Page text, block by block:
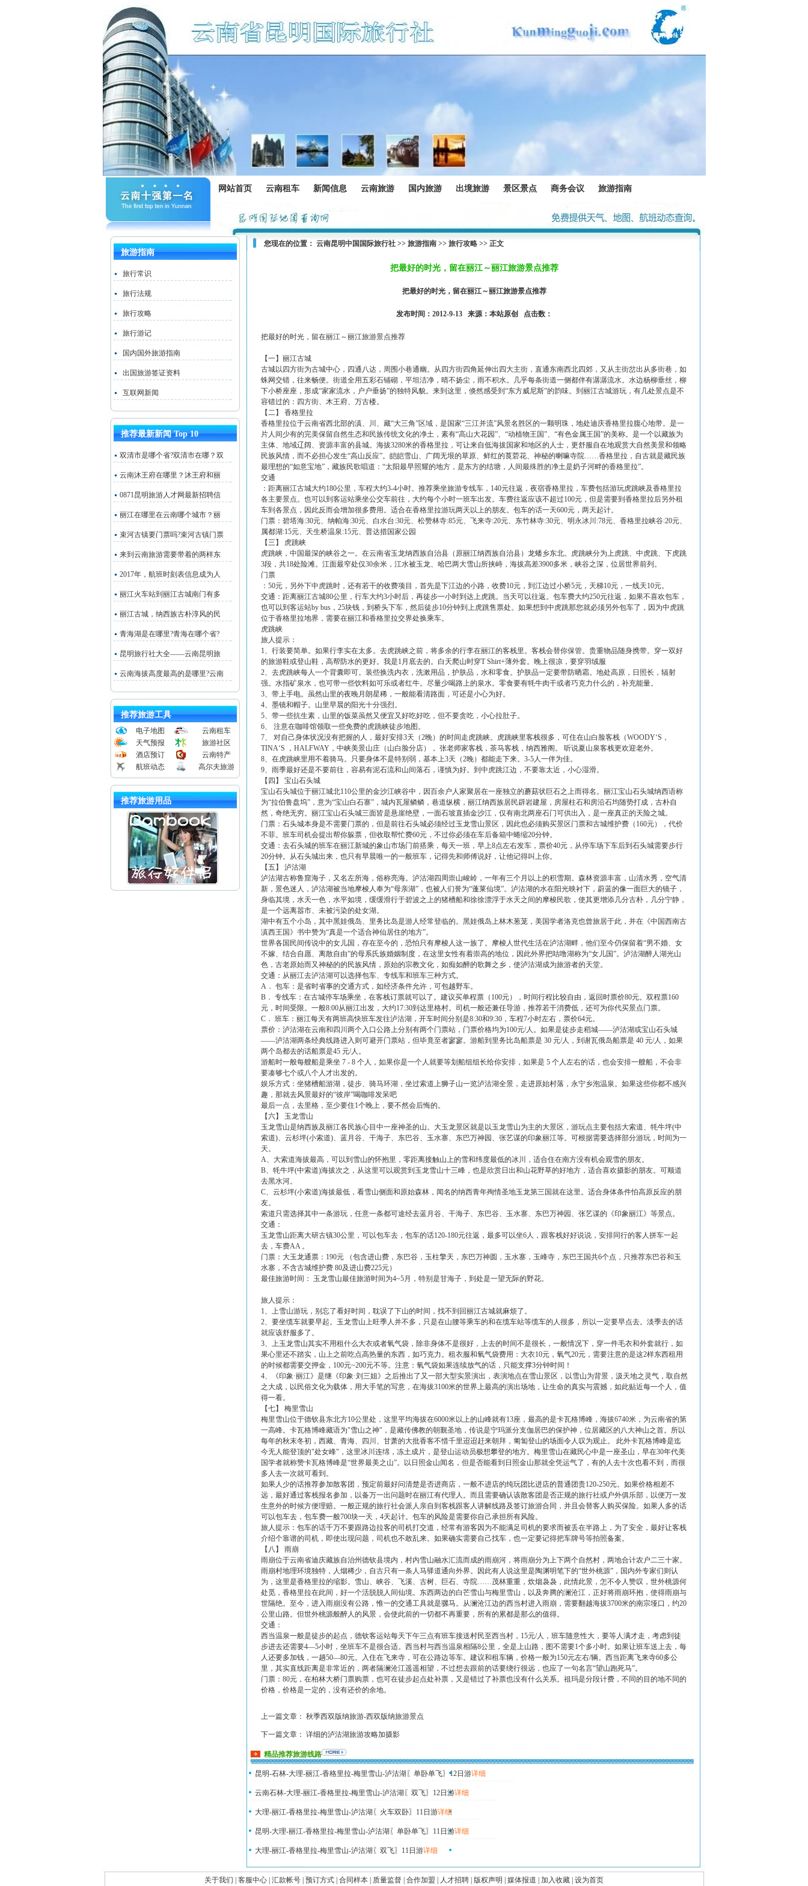
网站首页 云南租车 新闻信息 云南旅游 国内旅游 出境旅游 景区景点 商务会议 旅游指南
旅游指南
旅行常识
旅行法规
旅行攻略
旅行游记
国内国外旅游指南
出国旅游签证资料
互联网新闻
推荐最新新闻 Top 10
双清市是哪个省?双清市在哪？双
云南沐王府在哪里？沐王府和丽
0871昆明旅游人才网最新招聘信
丽江在哪里在云南哪个城市？丽
束河古镇要门票吗?束河古镇门票
来到云南旅游需要带着的两样东
2017年，航班时刻表信息成为人
丽江火车站到丽江古城南门有多
丽江古城，纳西族古朴淳风的民
青海湖是在哪里?青海在哪个省?
昆明旅行社大全——云南昆明旅
云南海拔高度最高的是哪里?云南
推荐旅游工具
电子地图
云南租车
天气预报
旅游社区
酒店预订
云南特产
航班动态
高尔夫旅游
推荐旅游用品
您现在的位置： 云南昆明中国国际旅行社>> 旅游指南>> 旅行攻略>> 正文
把最好的时光，留在丽江～丽江旅游景点推荐
把最好的时光，留在丽江～丽江旅游景点推荐
发布时间：2012-9-13 来源：本站原创 点击数：
把最好的时光，留在丽江～丽江旅游景点推荐
【一】丽江古城
古城以四方街为古城中心，四通八达，周围小巷通幽。从四方街四角延伸出四大主街，直通东南西北四郊，又从主街岔出从多街巷，如
蛛网交错，往来畅便。街道全用五彩石铺砌，平坦洁净，晴不扬尘，雨不积水。几乎每条街道一侧都伴有潺潺流水。水边杨柳垂丝，柳
下小桥座座，形成“家家流水，户户垂扬”的独特风貌。来到这里，倏然感受到“东方威尼斯”的韵味。到丽江古城游玩，有几处景点是不
容错过的：四方街、木王府、万古楼。
【二】 香格里拉
香格里拉位于云南省西北部的滇、川、藏“大三角”区域，是国家“三江并流”风景名胜区的一颗明珠，地处迪庆香格里拉腹心地带。是一
片人间少有的完美保留自然生态和民族传统文化的净土，素有“高山大花园”、“动植物王国”、“有色金属王国”的美称。是一个以藏族为
主体、地域辽阔、资源丰富的县城。海拔3280米的香格里拉，可让来自低海拔国家和地区的人士，更舒服自在地观赏大自然美景和领略
民族风情，而不必担心发生“高山反应”。皑皑雪山、广阔无垠的草原、鲜红的莨菪花、神秘的喇嘛寺院……香格里拉，自古就是藏民族
最理想的“如意宝地”，藏族民歌唱道：“太阳最早照耀的地方，是东方的结塘，人间最殊胜的净土是奶子河畔的香格里拉”。
交通
：距离丽江古城大约180公里，车程大约3-4小时。推荐乘坐旅游专线车，140元往返，夜宿香格里拉，车费包括游玩虎跳峡及香格里拉
各主要景点。也可以到客运站乘坐公交车前往，大约每个小时一班车出发。车费往返应该不超过100元，但是需要到香格里拉后另外租
车到各景点，因此反而会增加很多费用。适合在香格里拉游玩两天以上的朋友。包车的话一天600元，两天起计。
门票：碧塔海:30元、纳帕海:30元、白水台:30元、松赞林寺:85元、飞来寺:20元、东竹林寺:30元、明永冰川:78元、香格里拉峡谷:20元、
属都湖:15元、天生桥温泉:15元、普达措国家公园
【三】 虎跳峡
虎跳峡，中国最深的峡谷之一。在云南省玉龙纳西族自治县（原丽江纳西族自治县）龙蟠乡东北。虎跳峡分为上虎跳、中虎跳、下虎跳
3段，共18处险滩。江面最窄处仅30余米，江水被玉龙、哈巴两大雪山所挟峙，海拔高差3900多米，峡谷之深，位居世界前列。
门票
：50元，另外下中虎跳时，还有若干的收费项目，首先是下江边的小路，收费10元，到江边过小桥5元，天梯10元，一线天10元。
交通：距离丽江古城80公里，行车大约3小时后，再徒步一小时到达上虎跳。当天可以往返。包车费大约250元往返，如果不喜欢包车，
也可以到客运站by bus，25块钱，到桥头下车，然后徒步10分钟到上虎跳售票处。如果想到中虎跳那您就必须另外包车了，因为中虎跳
位于香格里拉地界，需要在丽江和香格里拉交界处换乘车。
虎跳峡
旅人提示：
1、行装要简单。如果行李实在太多。去虎跳峡之前，将多余的行李在丽江的客栈里。客栈会替你保管。贵重物品随身携带。穿一双好
的旅游鞋或登山鞋，高帮防水的更好。我是1月底去的。白天爬山时穿T Shirt+薄外套。晚上很凉，要穿羽绒服
2、去虎跳峡每人一个背囊即可。装些换洗内衣，洗漱用品，护肤品，水和零食。护肤品一定要带防晒霜。地处高原，日照长，辐射
强。水指矿泉水，也可带一些饮料如可乐或者红牛。尽量少喝路上的泉水。零食要有牦牛肉干或者巧克力什么的，补充能量。
3、带上手电。虽然山里的夜晚月朗星稀，一般能看清路面，可还是小心为好。
4、墨镜和帽子。山里早晨的阳光十分强烈。
5、带一些抗生素，山里的饭菜虽然又便宜又好吃好吃，但不要贪吃，小心拉肚子。
6、 注意在咖啡馆领取一些免费的虎跳峡徒步地图。
7、 对自己身体状况没有把握的人，最好安排3天（2晚）的时间走虎跳峡。虎跳峡里客栈很多，可住在山白脸客栈（WOODY‘S，
TINA‘S ，HALFWAY，中峡美景山庄（山白脸分店）， 张老师家客栈，茶马客栈，纳西雅阁。 听说夏山泉客栈更欢迎老外。
8、在虎跳峡里用不着骑马。只要身体不是特别弱，基本上3天（2晚）都能走下来。3-5人一伴为佳。
9、雨季最好还是不要前往，容易有泥石流和山间落石，谨慎为好。到中虎跳江边，不要靠太近，小心湿滑。
【四】 宝山石头城
宝山石头城位于丽江城北110公里的金沙江峡谷中，因百余户人家聚居在一座独立的蘑菇状巨石之上而得名。丽江宝山石头城纳西语称
为“拉伯鲁盘坞”，意为“宝山白石寨”，城内瓦屋鳞鳞，巷道纵横，丽江纳西族居民辟岩建屋，房屋柱石和房沿石均随势打成，古朴自
然，奇绝无穷。丽江宝山石头城三面皆是悬崖绝壁，一面石坡直插金沙江，仅有南北两座石门可供出入，是一座真正的天险之城。
门票：石头城本身是不需要门票的，但是前往石头城必须经过玉龙雪山景区，因此也必须购买景区门票和古城维护费（160元），代价
不菲。班车司机会提出帮你躲票，但收取帮忙费60元，不过你必须在车后备箱中蜷缩20分钟。
交通：去石头城的班车在丽江新城的象山市场门前搭乘，每天一班，早上8点左右发车，票价40元，从停车场下车后到石头城需要步行
20分钟。从石头城出来，也只有早晨唯一的一般班车，记得先和师傅说好，让他记得叫上你。
【五】 泸沽湖
泸沽湖古称鲁窟海子，又名左所海，俗称亮海。泸沽湖四周崇山峻岭，一年有三个月以上的积雪期。森林资源丰富，山清水秀，空气清
新，景色迷人，泸沽湖被当地摩梭人奉为“母亲湖”，也被人们誉为“蓬莱仙境”。泸沽湖的水在阳光映衬下，蔚蓝的像一面巨大的镜子，
身临其境，水天一色，水平如境，缓缓滑行于碧波之上的猪槽船和徐徐漂浮于水天之间的摩梭民歌，使其更增添几分古朴，几分宁静，
是一个远离嚣市、未被污染的处女湖。
湖中有五个小岛，其中黑娃俄岛、里务比岛是游人经常登临的。黑娃俄岛上林木葱茏，美国学者洛克也曾旅居于此，并在《中国西南古
滇西王国》书中赞为“真是一个适合神仙居住的地方”。
世界各国民间传说中的女儿国，存在至今的，恐怕只有摩梭人这一族了。摩梭人世代生活在泸沽湖畔，他们至今仍保留着“男不婚、女
不嫁、结合自愿、离散自由”的母系氏族婚姻制度，在这里女性有着崇高的地位，因此外界把咕噜湖称为“女儿国”。泸沽湖醉人湖光山
色，古老原始而又神秘的的民族风情，原始的宗教文化，如痴如醉的歌舞之乡，使泸沽湖成为旅游者的天堂。
交通：从丽江去泸沽湖可以选择包车、专线车和班车三种方式。
A． 包车：是省时省事的交通方式，如经济条件允许，可包越野车。
B． 专线车：在古城停车场乘坐，在客栈订票就可以了。建议买单程票（100元），时间行程比较自由，返回时票价80元。双程票160
元，时间受限。一般8:00从丽江出发，大约17:30到达里格村。司机一般还兼任导游，推荐若干消费低，还可为你代买景点门票。
C． 班车：丽江每天有两班高快班车发往泸沽湖，开车时间分别是8:30和9:30，车程7小时左右，票价64元。
票价：泸沽湖在云南和四川两个入口公路上分别有两个门票站，门票价格均为100元/人。如果是徒步走稻城——泸沽湖或宝山石头城
——泸沽湖两条经典线路进入则可避开门票站，但毕竟至者寥寥。游船到里务比岛船票是 30 元/人，到谢瓦俄岛船票是 40 元/人，如果
两个岛都去的话船票是45 元/人。
游船时一般每艘船是乘坐 7 - 8 个人，如果你是一个人就要等划船组组长给你安排，如果是 5 个人左右的话，也会安排一艘船，不会非
要凑够七个或八个人才出发的。
娱乐方式：坐猪槽船游湖，徒步、骑马环湖，坐过索道上狮子山一览泸沽湖全景，走进原始村落，永宁乡泡温泉。如果这些你都不感兴
趣，那就去风景最好的“彼岸”喝咖啡发呆吧
最后一点，去里格，至少要住1个晚上，要不然会后悔的。
【六】 玉龙雪山
玉龙雪山是纳西族及丽江各民族心目中一座神圣的山。大玉龙景区就是以玉龙雪山为主的大景区，游玩点主要包括大索道、牦牛坪(中
索道)、云杉坪(小索道)、蓝月谷、干海子、东巴谷、玉水寨、东巴万神园、张艺谋的印象丽江等。可根据需要选择部分游玩，时间为一
天。
A、大索道海拔最高，可以到雪山的怀抱里，零距离接触山上的雪和纬度最低的冰川，适合住在南方没有机会观雪的朋友。
B、牦牛坪(中索道)海拔次之，从这里可以观赏到玉龙雪山十三峰，也是欣赏日出和山花野草的好地方，适合喜欢摄影的朋友。可顺道
去黑水河。
C、云杉坪(小索道)海拔最低，看雪山侧面和原始森林，闻名的纳西青年殉情圣地玉龙第三国就在这里。适合身体条件怕高原反应的朋
友。
索道只需选择其中一条游玩，任意一条都可途经去蓝月谷、干海子、东巴谷、玉水寨、东巴万神园、张艺谋的《印象丽江》等景点。
交通：
玉龙雪山距离大研古镇30公里，可以包车去，包车的话120-180元往返，最多可以坐6人，跟客栈好好说说，安排同行的客人拼车一起
去，车费AA 。
门票：大玉龙通票：190元 （包含进山费，东巴谷，玉柱擎天，东巴万神圆，玉水寨，玉峰寺，东巴王国共6个点，只推荐东巴谷和玉
水寨，不含古城维护费 80及进山费225元）
最佳旅游时间： 玉龙雪山最佳旅游时间为4~5月，特别是甘海子，到处是一望无际的野花。
旅人提示：
1、上雪山游玩，别忘了看好时间，耽误了下山的时间，找不到回丽江古城就麻烦了。
2、要坐缆车就要早起。玉龙雪山上旺季人并不多，只是在山腰等乘车的和在缆车站等缆车的人很多，所以一定要早点去。淡季去的话
就应该舒服多了。
3、上玉龙雪山其实不用租什么大衣或者氧气袋，除非身体不是很好，上去的时间不是很长，一般情况下，穿一件毛衣和外套就行，如
果心里还不踏实，山上之前吃点高热量的东西，如巧克力。租衣服和氧气袋费用：大衣10元，氧气20元，需要注意的是这2样东西租用
的时候都需要交押金，100元~200元不等。注意：氧气袋如果连续放气的话，只能支撑3分钟时间！
4、《印象·丽江》是继《印象·刘三姐》之后推出了又一部大型实景演出，表演地点在雪山景区，以雪山为背景，汲天地之灵气，取自然
之大成，以民俗文化为载体，用大手笔的写意，在海拔3100米的世界上最高的演出场地，让生命的真实与震撼，如此贴近每一个人，值
得一看。
【七】 梅里雪山
梅里雪山位于德钦县东北方10公里处，这里平均海拔在6000米以上的山峰就有13座，最高的是卡瓦格博峰，海拔6740米，为云南省的第
一高峰。卡瓦格博峰藏语为"雪山之神"，是藏传佛教的朝觐圣地，传说是宁玛派分支伽居巴的保护神，位居藏区的八大神山之首。所以
每年的秋末冬初，西藏、青海、四川、甘萧的大批香客不惜千里迢迢赶来朝拜，匍匐登山的场面令人叹为观止。 此外卡瓦格博峰是迄
今无人能登顶的"处女峰"，这里冰川连绵，冻土成片，是登山运动员极想攀登的地方。梅里雪山在藏民心中是一座圣山，早在30年代美
国学者就称赞卡瓦格博峰是“世界最美之山”。以日照金山闻名，但是否能看到日照金山那就全凭运气了，有的人去十次也看不到，而很
多人去一次就可看到。
如果人少的话推荐参加散客团，预定前最好问清楚是否进商店，一般不进店的纯玩团比进店的普通团贵120-250元。如果价格相差不
远，最好通过客栈报名参加，以备万一出问题时在丽江有代理人。而且需要确认该散客团是否正规的旅行社或户外俱乐部，以便万一发
生意外的时候方便理赔。一般正规的旅行社会派人亲自到客栈跟客人讲解线路及签订旅游合同，并且会替客人购买保险。如果人多的话
可以包车去，包车费一般700块一天，4天起计。包车的风险是需要你自己承担所有风险。
旅人提示：包车的话千万不要跟路边拉客的司机打交道，经常有游客因为不能满足司机的要求而被丢在半路上，为了安全，最好让客栈
介绍个靠谱的司机，即使出现问题，司机也不敢乱来。如果确实需要自己找车，也一定要记得把车牌号等拍照备案。
【八】 雨崩
雨崩位于云南省迪庆藏族自治州德钦县境内，村内雪山融水汇流而成的雨崩河，将雨崩分为上下两个自然村，两地合计农户二三十家。
雨崩村地理环境独特，人烟稀少，自古只有一条人马驿道通向外界。因此有人说这里是陶渊明笔下的“世外桃源”，国内外专家们则认
为，这里是香格里拉的缩影。雪山、峡谷、飞溪、古树、巨石、寺院……茂林重重，炊烟袅袅，此情此景，怎不令人赞叹，世外桃源何
处觅，香格里拉在此间，好一个活脱脱人间仙境。东西两边的白芒雪山与梅里雪山，以及奔腾的澜沧江，正好将雨崩环抱，使得雨崩与
世隔绝。至今，进入雨崩没有公路，惟一的交通工具就是骡马。从澜沧江边的西当村进入雨崩，需要翻越海拔3700米的南宗垭口，约20
公里山路。但世外桃源般醉人的风景，会使此前的一切都不再重要，所有的累都是那么的值得。
交通：
西当温泉一般是徒步的起点，德钦客运站每天下午三点有班车接送村民至西当村，15元/人，班车随意性大，要等人满才走，考虑到徒
步进去还需要4—5小时，坐班车不是很合适。西当村与西当温泉相隔8公里，全是上山路，图不需要1个多小时。如果让班车送上去，每
人还要多加钱，一趟50—80元。入住在飞来寺，可在公路边等车。建议和租车辆，价格一般为150元左右/辆。西当距离飞来寺60多公
里，其实直线距离是非常近的，两者隔澜沧江遥遥相望，不过想去跟前的话要绕行很远，也应了一句名言“望山跑死马”。
门票：80元，在柏林大桥门票购票，也可在徒步起点处补票，又是错过了补票也没有什么关系。祖玛是分段计费，不同的目的地不同的
价格，价格是一定的，没有还价的余地。
上一篇文章： 秋季西双版纳旅游-西双版纳旅游景点
下一篇文章： 详细的泸沽湖旅游攻略加摄影
精品推荐旅游线路
详细
昆明-石林-大理-丽江-香格里拉-梅里雪山-泸沽湖〖单卧单飞〗12日游
详细
云南石林-大理-丽江-香格里拉-梅里雪山-泸沽湖〖双飞〗12日游
详细
大理-丽江-香格里拉-梅里雪山-泸沽湖〖火车双卧〗11日游
详细
昆明-大理-丽江-香格里拉-梅里雪山-泸沽湖〖单卧单飞〗11日游
详细
大理-丽江-香格里拉-梅里雪山-泸沽湖〖双飞〗11日游
关于我们 客服中心 汇款帐号 预订方式 合同样本 质量监督 合作加盟 人才招聘 版权声明 媒体报道 加入收藏 设为首页